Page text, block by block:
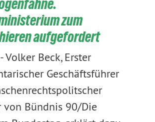
zum
aufgefordert
-Volker Beck, Erster
Geschäftsführer
von Bündnis 90/Die